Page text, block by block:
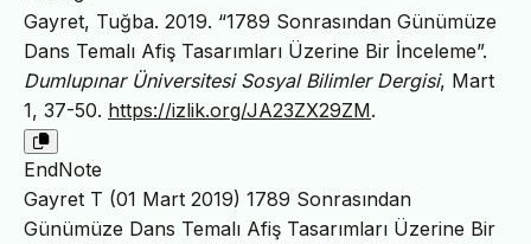
Gayret, Tuğba. 2019. “1789 Sonrasından Günümüze
Dans Temalı Afiş Tasarımları Üzerine Bir İnceleme”.
Dumlupınar Üniversitesi Sosyal Bilimler Dergisi, Mart
1, 37-50. https://izlik.org/JA23ZX29ZM.
EndNote
Gayret T (01 Mart 2019) 1789 Sonrasından
Günümüze Dans Temalı Afiş Tasarımları Üzerine Bir